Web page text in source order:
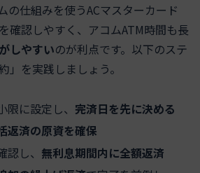
の仕組みを使うACマスターカード
確認しやすく、アコムATM時間も長
しやすいのが利点です。以下のステ
」を実践しましょう。
に設定し、 完済日を先に決める
返済の原資を確保
し、 無利息期間内に全額返済